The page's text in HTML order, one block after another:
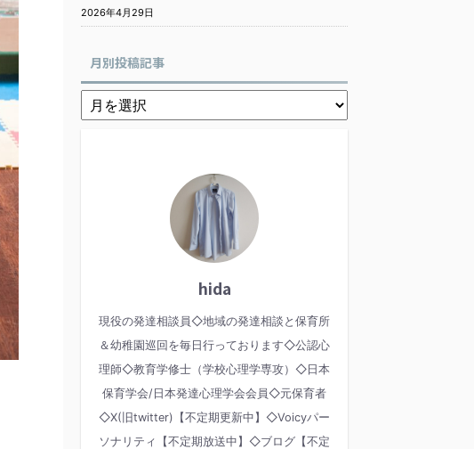
2026年4月29日
月別投稿記事
hida
現役の発達相談員◇地域の発達相談と保育所
＆幼稚園巡回を毎日行っております◇公認心
理師◇教育学修士（学校心理学専攻）◇日本
保育学会/日本発達心理学会会員◇元保育者
◇X(旧twitter)【不定期更新中】◇Voicyパー
ソナリティ【不定期放送中】◇ブログ【不定